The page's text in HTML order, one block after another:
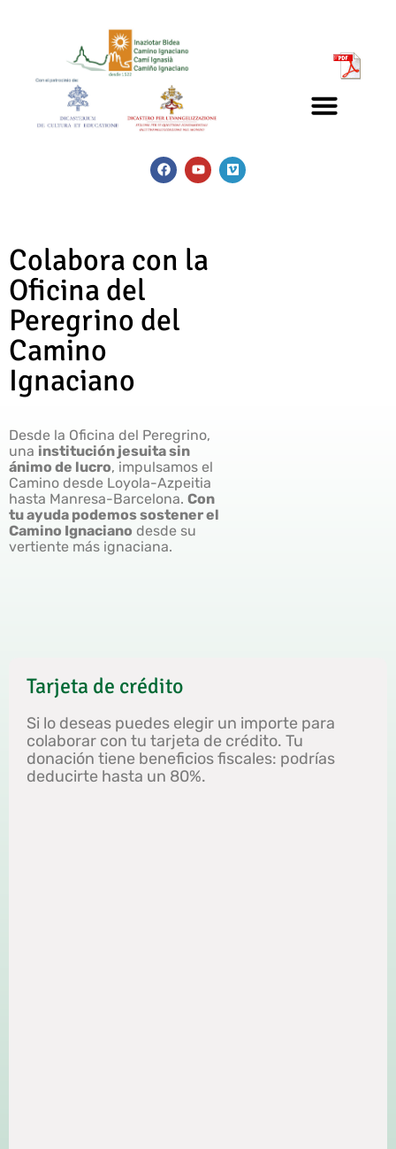
Colabora con la
Oficina del
Peregrino del
Camino
Ignaciano
Desde la Oficina del Peregrino,
una institución jesuita sin
ánimo de lucro, impulsamos el
Camino desde Loyola-Azpeitia
hasta Manresa-Barcelona. Con
tu ayuda podemos sostener el
Camino Ignaciano desde su
vertiente más ignaciana.
Tarjeta de crédito
Si lo deseas puedes elegir un importe para
colaborar con tu tarjeta de crédito. Tu
donación tiene beneficios fiscales: podrías
deducirte hasta un 80%.